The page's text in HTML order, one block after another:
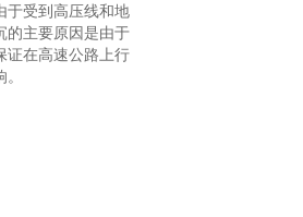
于受到高压线和地
的主要原因是由于
证在高速公路上行